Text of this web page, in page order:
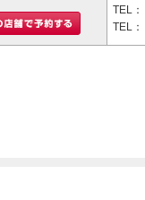
TEL：
TEL：